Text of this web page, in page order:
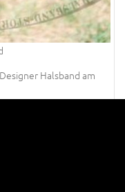
Halsband am